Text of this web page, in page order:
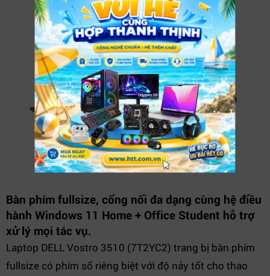
Bàn phím fullsize, cổng nối đa dạng cùng hệ điều
hành Windows 11 Home + Office Student hỗ trợ
xử lý mọi tác vụ.
Laptop DELL Vostro 3510 (7T2YC2) trang bị bàn phím
fullsize có phím số riêng biệt với độ nảy tốt cho thao